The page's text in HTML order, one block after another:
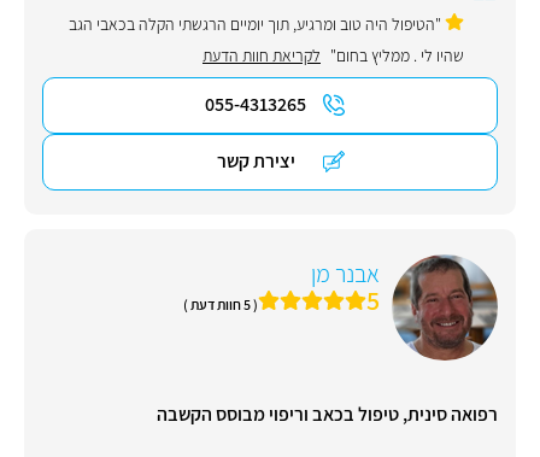
"הטיפול היה טוב ומרגיע, תוך יומיים הרגשתי הקלה בכאבי הגב
שהיו לי . ממליץ בחום" לקריאת חוות הדעת
055-4313265
יצירת קשר
אבנר מן
5 ( 5 חוות דעת )
רפואה סינית, טיפול בכאב וריפוי מבוסס הקשבה